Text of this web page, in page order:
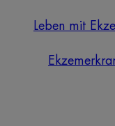
Leben mit